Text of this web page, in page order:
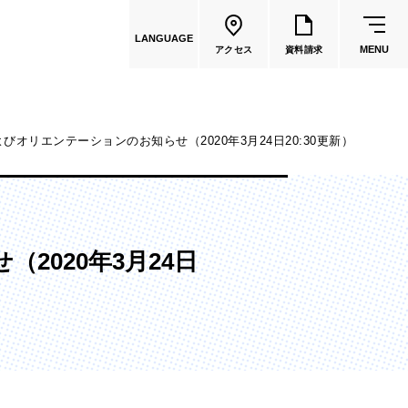
LANGUAGE
アクセス 資料請求 MENU
共通教育
教員一覧
国際文化学部
（2026年度募集停止）
カートゥーンコース
オリエンテーションのお知らせ（2020年3月24日20:30更新）
2020年3月24日